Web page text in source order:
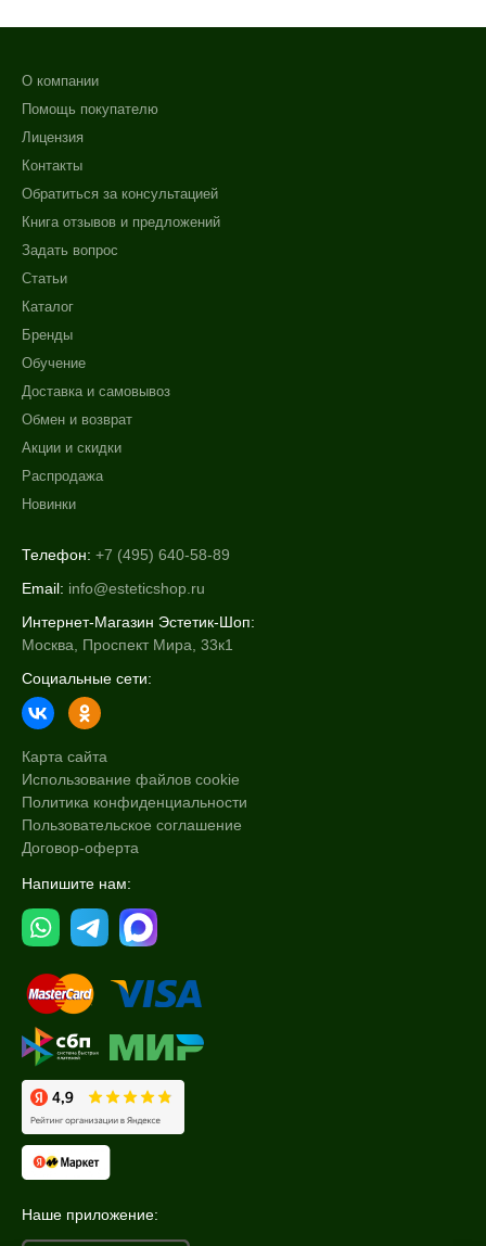
О компании
Помощь покупателю
Лицензия
Контакты
Обратиться за консультацией
Книга отзывов и предложений
Задать вопрос
Статьи
Каталог
Бренды
Обучение
Доставка и самовывоз
Обмен и возврат
Акции и скидки
Распродажа
Новинки
Телефон: +7 (495) 640-58-89
Email: info@esteticshop.ru
Интернет-Магазин Эстетик-Шоп:
Москва, Проспект Мира, 33к1
Социальные сети:
Карта сайта
Использование файлов cookie
Политика конфиденциальности
Пользовательское соглашение
Договор-оферта
Напишите нам:
Наше приложение: